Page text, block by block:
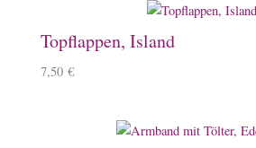
Topflappen, Island
7,50 €